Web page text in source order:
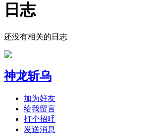
日志
还没有相关的日志
神龙斩乌
加为好友
给我留言
打个招呼
发送消息